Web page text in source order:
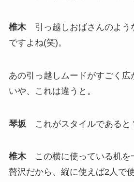
椎木引っ越しおばさんのよう
ですよね(笑)。
あの引っ越しムードがすごく広
いや、これは違うと。
琴坂 これがスタイルであると
椎木この横に使っている机を
贅沢だから、縦に使えば2人で